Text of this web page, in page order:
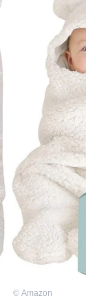
© Amazon